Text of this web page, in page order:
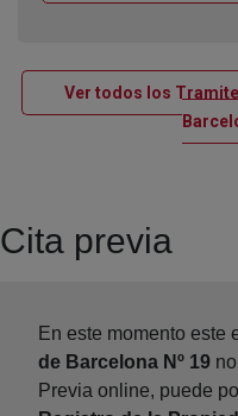
Ver todos los
Cita previa
En este momento este
de Barcelona Nº 19
Previa online, puede